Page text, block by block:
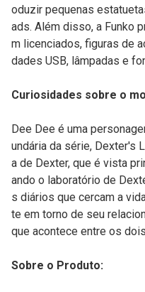
oduzir pequenas
ads. Além disso, a Funko
m licenciados, figuras de
dades USB, lâmpadas e
Curiosidades sobre o
Dee Dee é uma
undária da série, Dexter's
a de Dexter, que é vista
ando o laboratório de
s diários que cercam a
te em torno de seu
que acontece entre os
Sobre o Produto: